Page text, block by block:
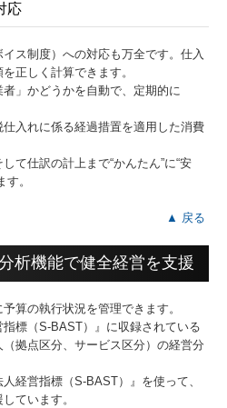
応
ス制度）への対応も万全です。仕入
正しく計算できます。
」かどうかを自動で、定期的に
入れに係る経過措置を適用した消費
て仕訳の計上まで“かんたん”に“安
。
▲ 戻る
析機能で健全経営を支援
算の執行状況を管理できます。
標（S-BAST）』に収録されている
拠点区分、サービス区分）の経営分
経営指標（S-BAST）』を使って、
ています。